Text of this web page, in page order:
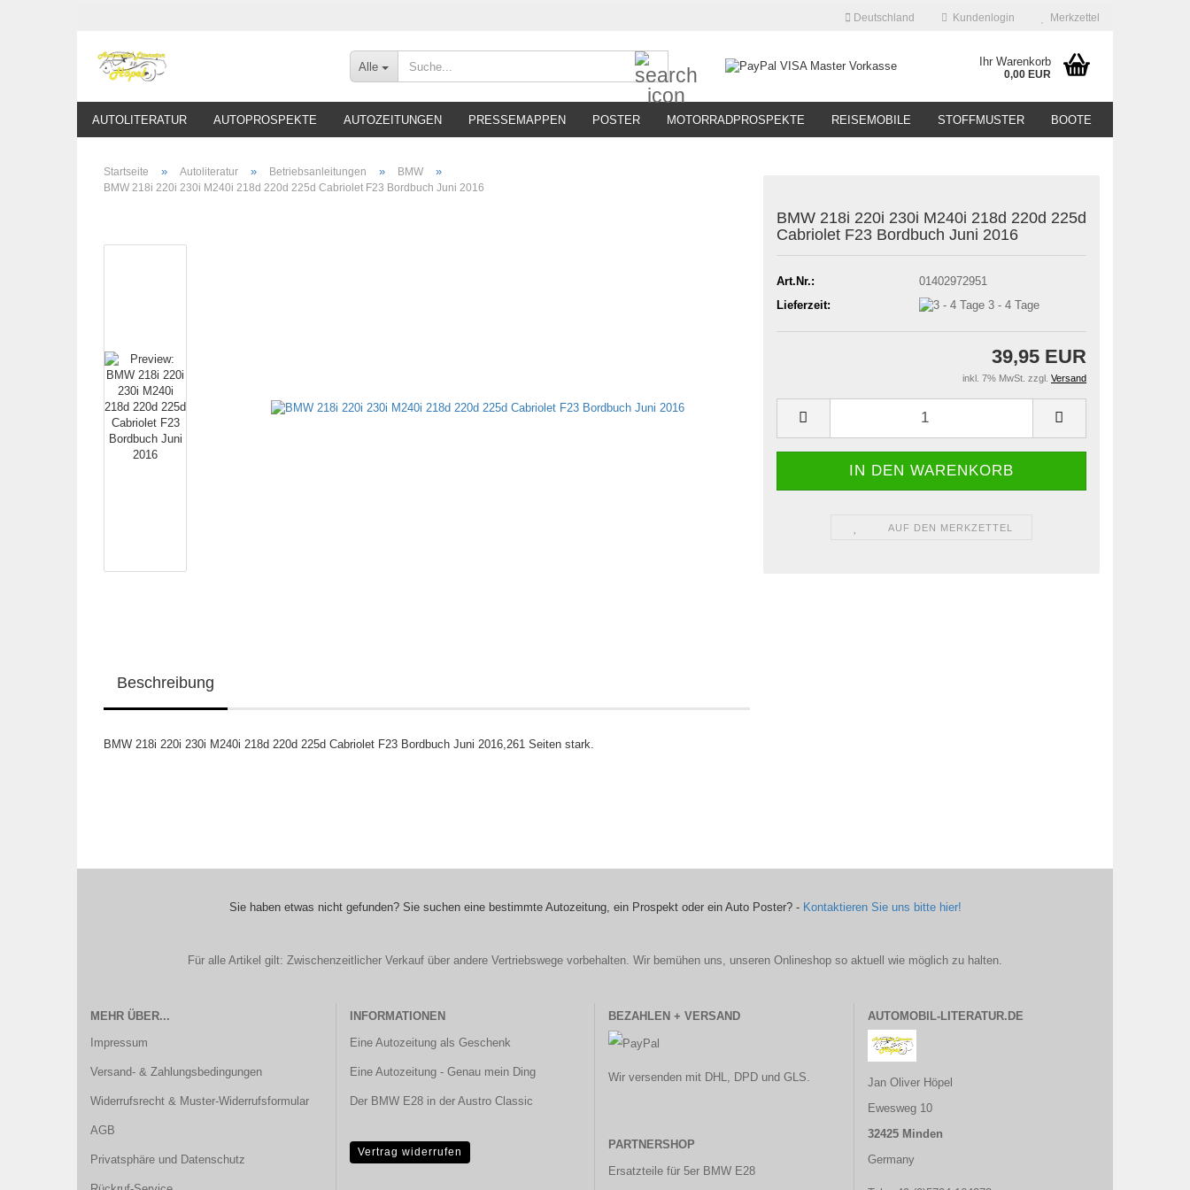
Deutschland Kundenlogin Merkzettel
Alle Ihr Warenkorb
0,00 EUR
AUTOLITERATUR AUTOPROSPEKTE AUTOZEITUNGEN PRESSEMAPPEN POSTER MOTORRADPROSPEKTE REISEMOBILE STOFFMUSTER BOOTE
Startseite » Autoliteratur » Betriebsanleitungen » BMW »
BMW 218i 220i 230i M240i 218d 220d 225d Cabriolet F23 Bordbuch Juni 2016
BMW 218i 220i 230i M240i 218d 220d 225d
Cabriolet F23 Bordbuch Juni 2016
Art.Nr.:
01402972951
Lieferzeit:
3 - 4 Tage
39,95 EUR
inkl. 7% MwSt. zzgl. Versand
AUF DEN MERKZETTEL
Beschreibung
BMW 218i 220i 230i M240i 218d 220d 225d Cabriolet F23 Bordbuch Juni 2016,261 Seiten stark.
Sie haben etwas nicht gefunden? Sie suchen eine bestimmte Autozeitung, ein Prospekt oder ein Auto Poster? - Kontaktieren Sie uns bitte hier!
Für alle Artikel gilt: Zwischenzeitlicher Verkauf über andere Vertriebswege vorbehalten. Wir bemühen uns, unseren Onlineshop so aktuell wie möglich zu halten.
MEHR ÜBER...
Impressum
Versand- & Zahlungsbedingungen
Widerrufsrecht & Muster-Widerrufsformular
AGB
Privatsphäre und Datenschutz
INFORMATIONEN
Eine Autozeitung als Geschenk
Eine Autozeitung - Genau mein Ding
Der BMW E28 in der Austro Classic
Vertrag widerrufen
BEZAHLEN + VERSAND
Wir versenden mit DHL, DPD und GLS.
PARTNERSHOP
Ersatzteile für 5er BMW E28
AUTOMOBIL-LITERATUR.DE
Jan Oliver Höpel
Ewesweg 10
32425 Minden
Germany